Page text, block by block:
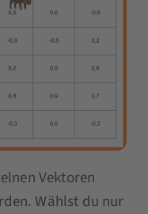
Vektoren
Wählst du nur